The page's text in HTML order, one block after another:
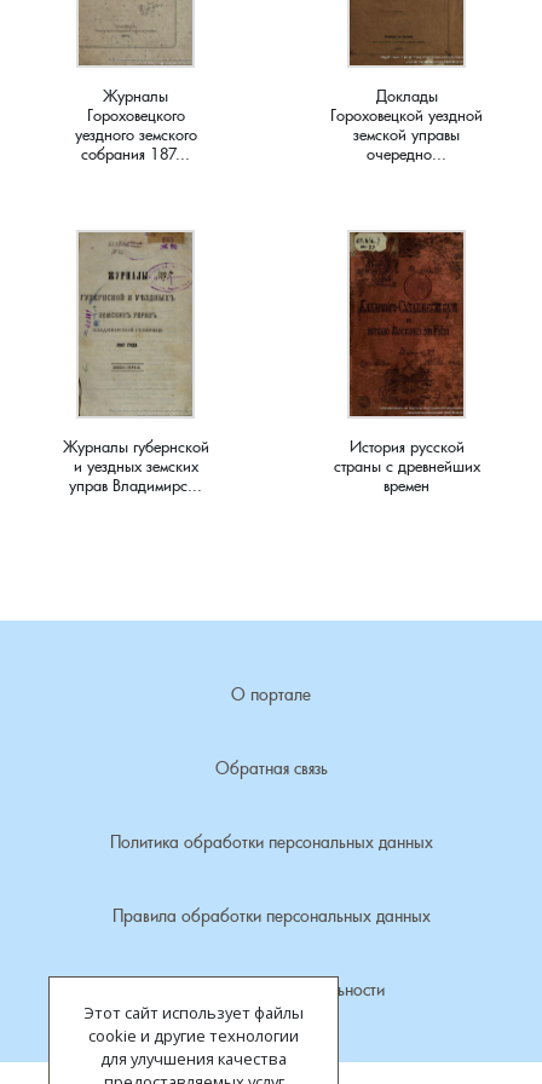
Этот сайт использует файлы
cookie и другие технологии
для улучшения качества
Журналы
Гороховецкого
уездного земского
собрания 187...
Доклады
Гороховецкой уездной
земской управы
очередно...
Журналы губернской
и уездных земских
управ Владимирс...
История русской
страны с древнейших
времен
О портале
Обратная связь
Политика обработки персональных данных
Правила обработки персональных данных
Политика конфиденциальности
Краснораменье, деревня
Круглово, село
Крутово, деревня
Куницыно, дерервня
Курменёво, деревня
Лаптево, село
Лезжени, деревня
Леонтьево, село
Малое Урсово болото, посёлок
Марьинка, деревня
Машки, деревня
Микшино, деревня
Хорятино, деревня
Ченцы, деревня
Шушерино, деревня
Эсино, деревня